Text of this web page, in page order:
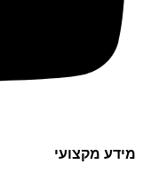
מידע מקצועי